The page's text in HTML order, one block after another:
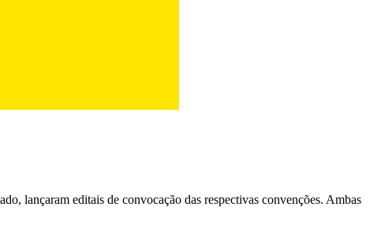
lançaram editais de convocação das respectivas convenções. Ambas